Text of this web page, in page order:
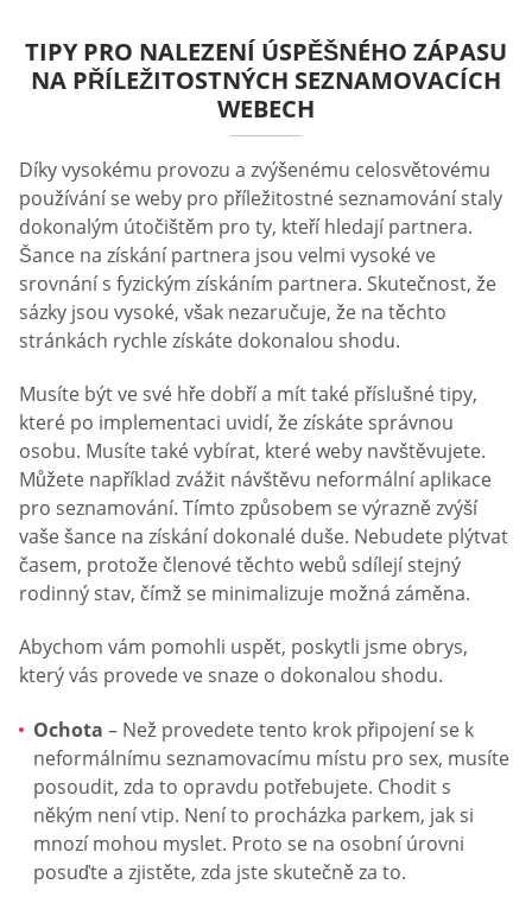
TIPY PRO NALEZENÍ ÚSPĚŠNÉHO ZÁPASU
NA PŘÍLEŽITOSTNÝCH SEZNAMOVACÍCH
WEBECH
Díky vysokému provozu a zvýšenému celosvětovému
používání se weby pro příležitostné seznamování staly
dokonalým útočištěm pro ty, kteří hledají partnera.
Šance na získání partnera jsou velmi vysoké ve
srovnání s fyzickým získáním partnera. Skutečnost, že
sázky jsou vysoké, však nezaručuje, že na těchto
stránkách rychle získáte dokonalou shodu.
Musíte být ve své hře dobří a mít také příslušné tipy,
které po implementaci uvidí, že získáte správnou
osobu. Musíte také vybírat, které weby navštěvujete.
Můžete například zvážit návštěvu neformální aplikace
pro seznamování. Tímto způsobem se výrazně zvýší
vaše šance na získání dokonalé duše. Nebudete plýtvat
časem, protože členové těchto webů sdílejí stejný
rodinný stav, čímž se minimalizuje možná záměna.
Abychom vám pomohli uspět, poskytli jsme obrys,
který vás provede ve snaze o dokonalou shodu.
Ochota – Než provedete tento krok připojení se k
neformálnímu seznamovacímu místu pro sex, musíte
posoudit, zda to opravdu potřebujete. Chodit s
někým není vtip. Není to procházka parkem, jak si
mnozí mohou myslet. Proto se na osobní úrovni
posuďte a zjistěte, zda jste skutečně za to.